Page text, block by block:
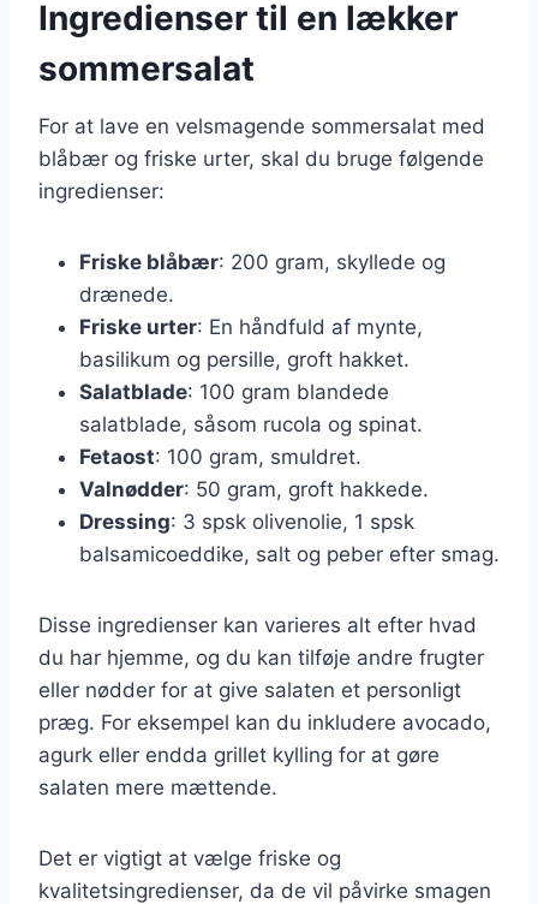
Ingredienser til en lækker
sommersalat
For at lave en velsmagende sommersalat med
blåbær og friske urter, skal du bruge følgende
ingredienser:
Friske blåbær: 200 gram, skyllede og
drænede.
Friske urter: En håndfuld af mynte,
basilikum og persille, groft hakket.
Salatblade: 100 gram blandede
salatblade, såsom rucola og spinat.
Fetaost: 100 gram, smuldret.
Valnødder: 50 gram, groft hakkede.
Dressing: 3 spsk olivenolie, 1 spsk
balsamicoeddike, salt og peber efter smag.
Disse ingredienser kan varieres alt efter hvad
du har hjemme, og du kan tilføje andre frugter
eller nødder for at give salaten et personligt
præg. For eksempel kan du inkludere avocado,
agurk eller endda grillet kylling for at gøre
salaten mere mættende.
Det er vigtigt at vælge friske og
kvalitetsingredienser, da de vil påvirke smagen